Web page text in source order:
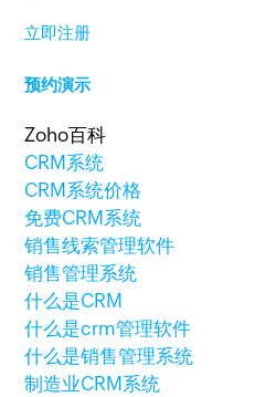
立即注册
预约演示
Zoho百科
CRM系统
CRM系统价格
免费CRM系统
销售线索管理软件
销售管理系统
什么是CRM
什么是crm管理软件
什么是销售管理系统
制造业CRM系统